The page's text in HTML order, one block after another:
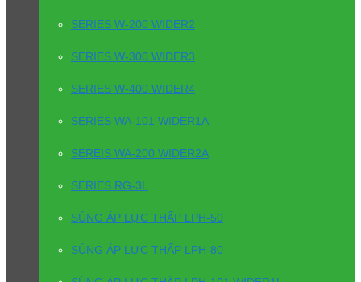
SERIES W-200 WIDER2
SERIES W-300 WIDER3
SERIES W-400 WIDER4
SERIES WA-101 WIDER1A
SEREIS WA-200 WIDER2A
SERIES RG-3L
SÚNG ÁP LỰC THẤP LPH-50
SÚNG ÁP LỰC THẤP LPH-80